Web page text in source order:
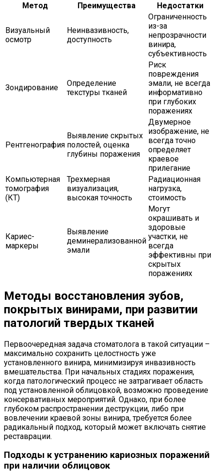
Метод
Преимущества Недостатки
Визуальный
осмотр
Неинвазивность,
доступность
Ограниченность
из-за
непрозрачности
винира,
субъективность
Зондирование
Определение
текстуры тканей
Риск
повреждения
эмали, не всегда
информативно
при глубоких
поражениях
Рентгенография
Выявление скрытых
полостей, оценка
глубины поражения
Двумерное
изображение, не
всегда точно
определяет
краевое
прилегание
Компьютерная
томография
(КТ)
Трехмерная
визуализация,
высокая точность
Радиационная
нагрузка,
стоимость
Кариес-
маркеры
Выявление
деминерализованной
эмали
Могут
окрашивать и
здоровые
участки, не
всегда
эффективны при
скрытых
поражениях
Методы восстановления зубов,
покрытых винирами, при развитии
патологий твердых тканей
Первоочередная задача стоматолога в такой ситуации –
максимально сохранить целостность уже
установленного винира, минимизируя инвазивность
вмешательства. При начальных стадиях поражения,
когда патологический процесс не затрагивает область
под установленной облицовкой, возможно проведение
консервативных мероприятий. Однако, при более
глубоком распространении деструкции, либо при
вовлечении краевой зоны винира, требуется более
радикальный подход, который может включать снятие
реставрации.
Подходы к устранению кариозных поражений
при наличии облицовок